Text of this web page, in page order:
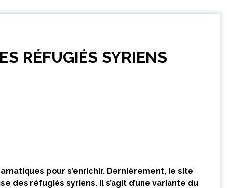
RÉFUGIÉS SYRIENS
pour s’enrichir. Dernièrement, le site
des réfugiés syriens. Il s’agit d’une variante du